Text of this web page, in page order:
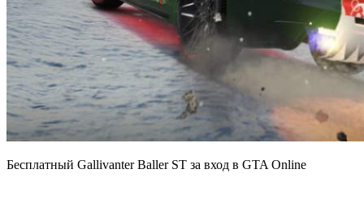
Бесплатный Gallivanter Baller ST за вход в GTA Online